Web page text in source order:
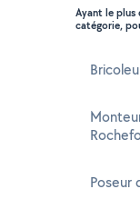
Ayant le
catégorie,
Poseur